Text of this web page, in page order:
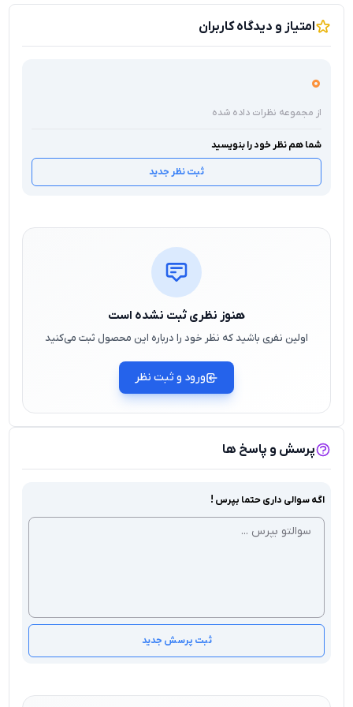
امتیاز و دیدگاه کاربران
0
از مجموعه نظرات داده شده
شما هم نظر خود را بنویسید
ثبت نظر جدید
هنوز نظری ثبت نشده است
اولین نفری باشید که نظر خود را درباره این محصول ثبت می‌کنید
ورود و ثبت نظر
پرسش و پاسخ ها
اگه سوالی داری حتما بپرس !
ثبت پرسش جدید